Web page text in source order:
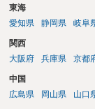
東海
愛知県
静岡県 岐阜
関西
大阪府
兵庫県 京都
中国
広島県
岡山県 山口